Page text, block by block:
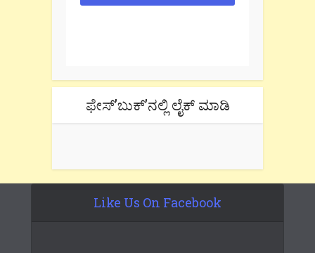
ಫೇಸ್’ಬುಕ್’ನಲ್ಲಿ ಲೈಕ್ ಮಾಡಿ
Like Us On Facebook